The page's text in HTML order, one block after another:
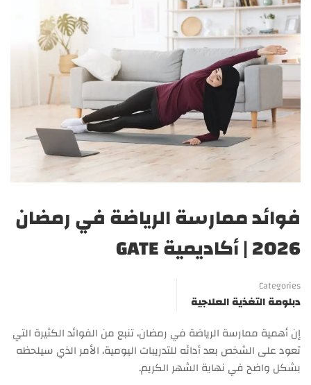
فوائد ممارسة الرياضة في رمضان
2026 | أكاديمية GATE
Categories
دبلومة التغذية العلاجية
إن أهمية ممارسة الرياضة في رمضان، تنبع من الفوائد الكثيرة التي
تعود على الشخص بعد أدائه للتدريبات اليومية، الأمر الذي سيلحظه
بشكل واضح في نهاية الشهر الكريم.